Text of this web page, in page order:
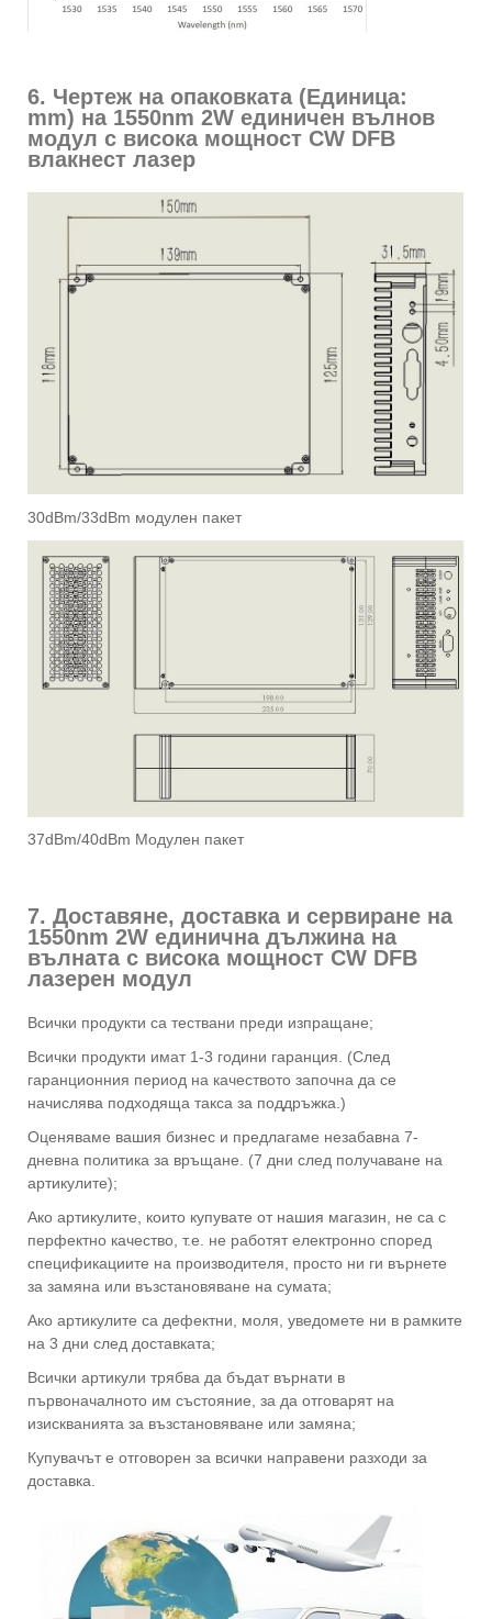
6. Чертеж на опаковката (Единица:
mm) на 1550nm 2W единичен вълнов
модул с висока мощност CW DFB
влакнест лазер
30dBm/33dBm модулен пакет
37dBm/40dBm Модулен пакет
7. Доставяне, доставка и сервиране на
1550nm 2W единична дължина на
вълната с висока мощност CW DFB
лазерен модул
Всички продукти са тествани преди изпращане;
Всички продукти имат 1-3 години гаранция. (След
гаранционния период на качеството започна да се
начислява подходяща такса за поддръжка.)
Оценяваме вашия бизнес и предлагаме незабавна 7-
дневна политика за връщане. (7 дни след получаване на
артикулите);
Ако артикулите, които купувате от нашия магазин, не са с
перфектно качество, т.е. не работят електронно според
спецификациите на производителя, просто ни ги върнете
за замяна или възстановяване на сумата;
Ако артикулите са дефектни, моля, уведомете ни в рамките
на 3 дни след доставката;
Всички артикули трябва да бъдат върнати в
първоначалното им състояние, за да отговарят на
изискванията за възстановяване или замяна;
Купувачът е отговорен за всички направени разходи за
доставка.